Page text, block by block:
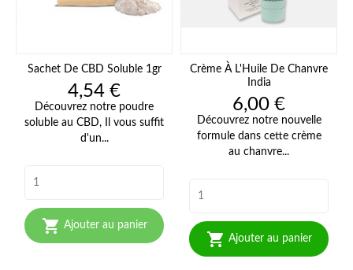
Sachet De CBD Soluble 1gr
Prix
4,54 €
Découvrez notre poudre
soluble au CBD, Il vous suffit
d'un...
 Ajouter au panier
Crème À L'Huile De Chanvre
India
Prix
6,00 €
Découvrez notre nouvelle
formule dans cette crème
au chanvre...
 Ajouter au panier